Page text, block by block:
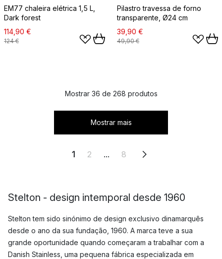
EM77 chaleira elétrica 1,5 L,
Dark forest
114,90 €
124 €
Pilastro travessa de forno
transparente, Ø24 cm
39,90 €
49,90 €
Mostrar 36 de 268 produtos
Mostrar mais
1 2 ... 8
Stelton - design intemporal desde 1960
Stelton tem sido sinónimo de design exclusivo dinamarquês
desde o ano da sua fundação, 1960. A marca teve a sua
grande oportunidade quando começaram a trabalhar com a
Danish Stainless, uma pequena fábrica especializada em